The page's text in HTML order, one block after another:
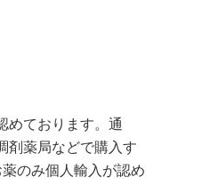
めております。通
剤薬局などで購入す
のみ個人輸入が認め